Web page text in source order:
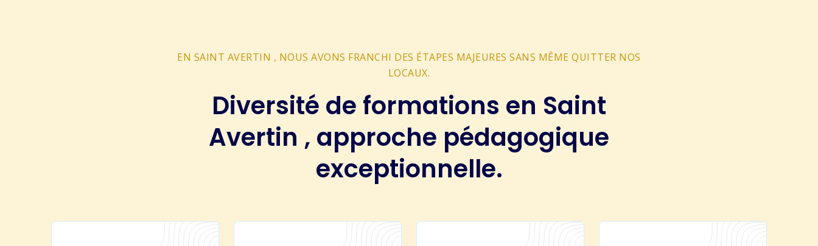
EN SAINT AVERTIN , NOUS AVONS FRANCHI DES ÉTAPES MAJEURES SANS MÊME QUITTER NOS
LOCAUX.
Diversité de formations en Saint
Avertin , approche pédagogique
exceptionnelle.